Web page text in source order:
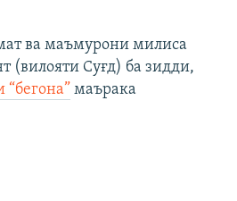
ва маъмурони милиса
(вилояти Суғд) ба зидди,
“бегона” маърака